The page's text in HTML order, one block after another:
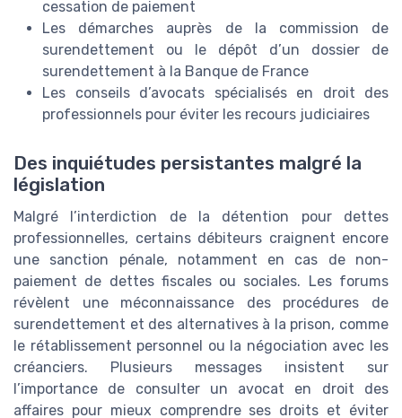
cessation de paiement
Les démarches auprès de la commission de
surendettement ou le dépôt d’un dossier de
surendettement à la Banque de France
Les conseils d’avocats spécialisés en droit des
professionnels pour éviter les recours judiciaires
Des inquiétudes persistantes malgré la
législation
Malgré l’interdiction de la détention pour dettes
professionnelles, certains débiteurs craignent encore
une sanction pénale, notamment en cas de non-
paiement de dettes fiscales ou sociales. Les forums
révèlent une méconnaissance des procédures de
surendettement et des alternatives à la prison, comme
le rétablissement personnel ou la négociation avec les
créanciers. Plusieurs messages insistent sur
l’importance de consulter un avocat en droit des
affaires pour mieux comprendre ses droits et éviter